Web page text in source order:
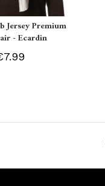
Jersey Premium
- Ecardin